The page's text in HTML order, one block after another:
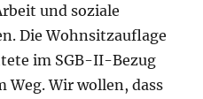
und soziale
Die Wohnsitzauflage
im SGB-II-Bezug
Wir wollen, dass